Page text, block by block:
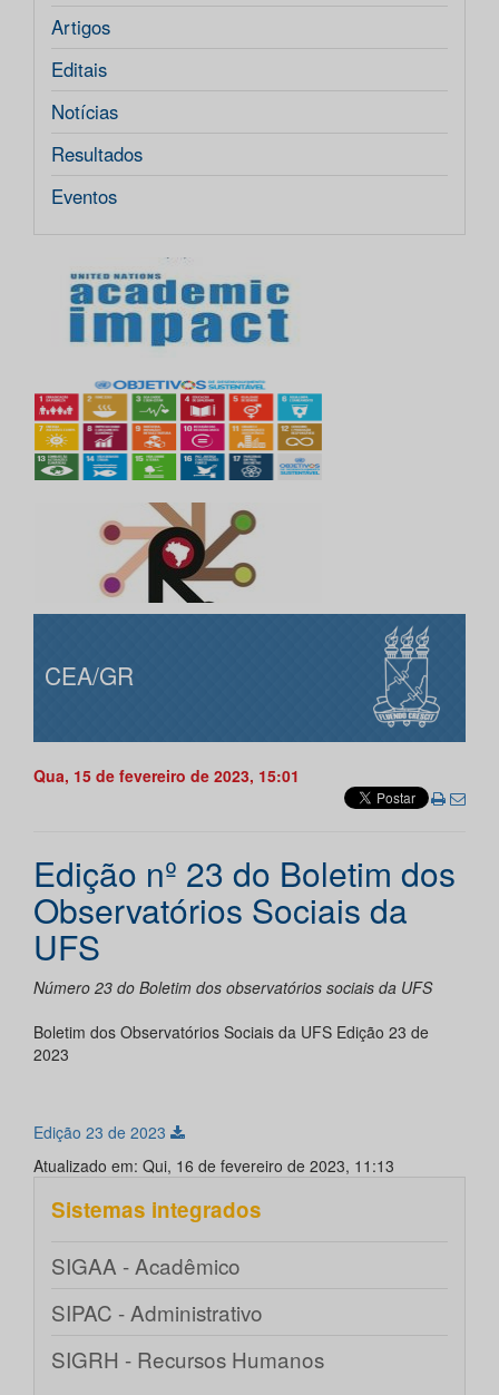
Artigos
Editais
Notícias
Resultados
Eventos
CEA/GR
Qua, 15 de fevereiro de 2023, 15:01
Edição nº 23 do Boletim dos
Observatórios Sociais da
UFS
Número 23 do Boletim dos observatórios sociais da UFS
Boletim dos Observatórios Sociais da UFS Edição 23 de
2023
Edição 23 de 2023
Atualizado em: Qui, 16 de fevereiro de 2023, 11:13
Sistemas integrados
SIGAA - Acadêmico
SIPAC - Administrativo
SIGRH - Recursos Humanos